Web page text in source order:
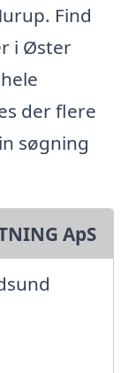
Find
i Øster
der flere
søgning
ApS